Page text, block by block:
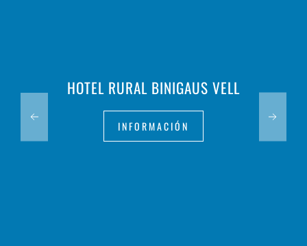
HOTEL RURAL BINIGAUS VELL
INFORMACIÓN